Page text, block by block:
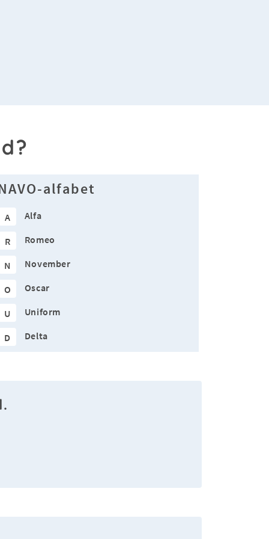
alfabet
A Alfa
R Romeo
N November
O Oscar
U Uniform
D Delta